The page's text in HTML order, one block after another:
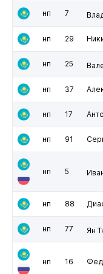
нп 7
нп 29
нп 25
нп 37
нп 17
нп 91
нп 5
нп 88
нп 77 Ян
нп 16